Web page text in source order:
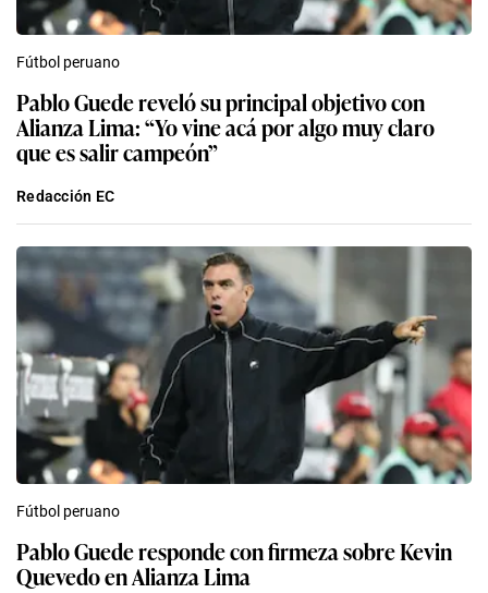
Fútbol peruano
Pablo Guede reveló su principal objetivo con
Alianza Lima: “Yo vine acá por algo muy claro
que es salir campeón”
Redacción EC
Fútbol peruano
Pablo Guede responde con firmeza sobre Kevin
Quevedo en Alianza Lima